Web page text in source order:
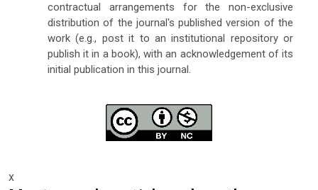
contractual arrangements for the non-exclusive
distribution of the journal's published version of the
work (e.g., post it to an institutional repository or
publish it in a book), with an acknowledgement of its
initial publication in this journal.
x